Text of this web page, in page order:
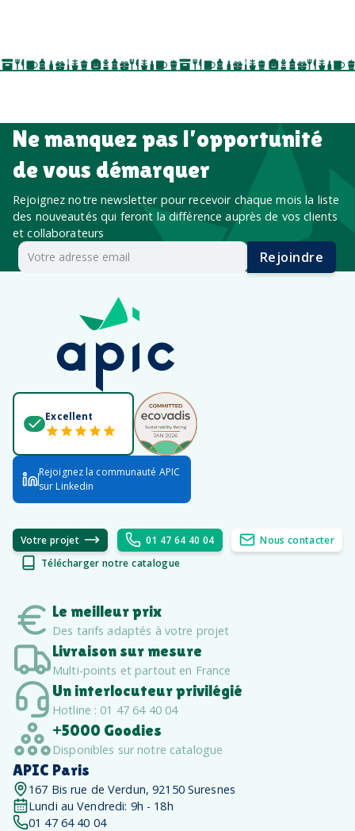
salon professionnel
Ne manquez pas l’opportunité
de vous démarquer
Rejoignez notre newsletter pour recevoir chaque mois la liste
des nouveautés qui feront la différence auprès de vos clients
et collaborateurs
Rejoindre
Excellent
Rejoignez la communauté APIC
sur Linkedin
Votre projet 01 47 64 40 04
Nous contacter
Télécharger notre catalogue
Le meilleur prix
Des tarifs adaptés à votre projet
Livraison sur mesure
Multi-points et partout en France
Un interlocuteur privilégié
Hotline : 01 47 64 40 04
+5000 Goodies
Disponibles sur notre catalogue
APIC Paris
167 Bis rue de Verdun, 92150 Suresnes
Lundi au Vendredi: 9h - 18h
01 47 64 40 04